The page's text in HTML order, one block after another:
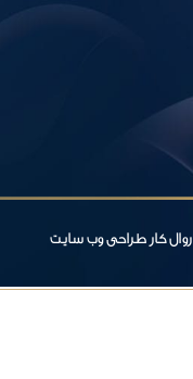
روال کار طراحی وب سایت